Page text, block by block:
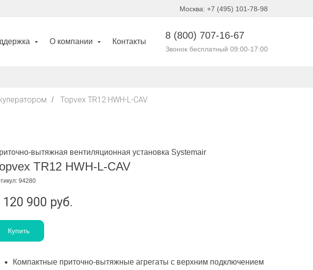
Москва: +7 (495) 101-78-98
О компании Контакты
8 (800) 707-16-67
Звонок бесплатный 09:00-17:00
/ Topvex TR12 HWH-L-CAV
вытяжная вентиляционная установка Systemair
TR12 HWH-L-CAV
94280
120 900 руб.
Купить
Компактные приточно-вытяжные агрегаты с верхним подключением